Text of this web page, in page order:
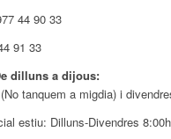
44 90 33
91 33
dilluns a dijous:
tanquem a migdia) i
estiu: Dilluns-Divendres